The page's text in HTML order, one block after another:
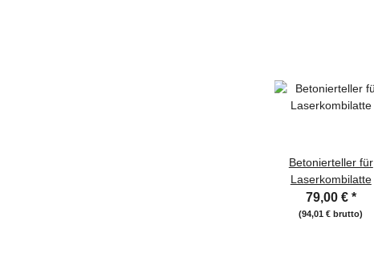
Betonierteller für
Laserkombilatte
79,00 € *
(94,01 € brutto)